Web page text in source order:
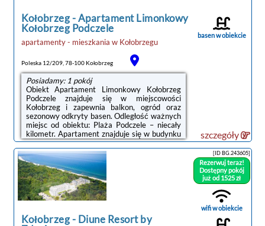
krytego kortu tenisowego.Codziennie rano na
miejscu serwowane jest ...
Kołobrzeg-Apartament Limonkowy
Kołobrzeg Podczele
apartamenty - mieszkania w Kołobrzegu
Poleska 12/209, 78-100 Kołobrzeg
Posiadamy: 1 pokój
Obiekt Apartament Limonkowy Kołobrzeg
Podczele znajduje się w miejscowości
Kołobrzeg i zapewnia balkon, ogród oraz
sezonowy odkryty basen. Odległość ważnych
miejsc od obiektu: Plaża Podczele – niecały
kilometr. Apartament znajduje się w budynku
z 2017 roku. W okolicy znajdują się ciekawe
miejsca takie jak: Ratusz ( 7,4 km), PKP
Kołobrzeg ( 8,3 km).W apartamencie
zapewniono taras, sypialnię (1), salon z
telewizorem z płaskim ekranem, kuchnię ze
standardowym wyposażeniem, takim jak
lodówka i zmywarka, a także łazienkę (1) z
basen. ...
basen w obiekcie
szczegóły
Kołobrzeg- Diune Resort by
[ID BG.243605]
Rezerwuj teraz!
Dostępny pokój
już od 1525 zł
wifi w obiekcie